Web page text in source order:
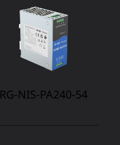
RG-NIS-PA240-54